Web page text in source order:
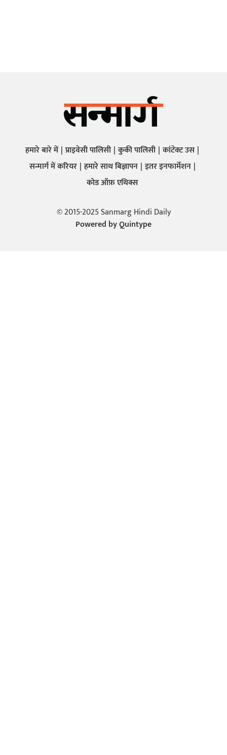
हमारे बारे में प्राइवेसी पालिसी कुकी पालिसी कांटेक्ट उस
सन्मार्ग में करियर हमारे साथ बिज्ञापन इतर इनफार्मेशन
कोड ऑफ़ एथिक्स
© 2015-2025 Sanmarg Hindi Daily
Powered byQuintype